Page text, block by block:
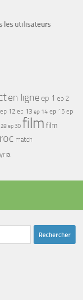
les utilisateurs
en ligne ep 1 ep 2
ep 12 ep 13 ep 14 ep 15 ep
ep 30 film film
match